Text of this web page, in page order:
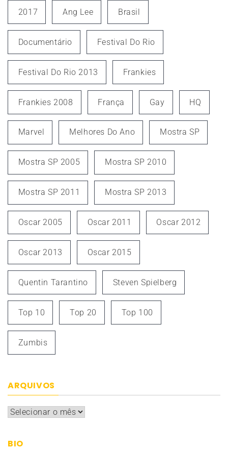
2017 Ang Lee Brasil
Documentário Festival Do Rio
Festival Do Rio 2013 Frankies
Frankies 2008 França Gay HQ
Marvel Melhores Do Ano Mostra SP
Mostra SP 2005 Mostra SP 2010
Mostra SP 2011 Mostra SP 2013
Oscar 2005 Oscar 2011 Oscar 2012
Oscar 2013 Oscar 2015
Quentin Tarantino Steven Spielberg
Top 10 Top 20 Top 100
Zumbis
ARQUIVOS
Arquivos
BIO